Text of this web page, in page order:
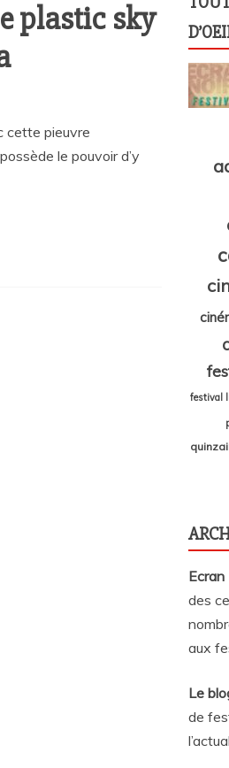
plastic sky
cette pieuvre
le pouvoir d’y
festival
des
aux
Le
de